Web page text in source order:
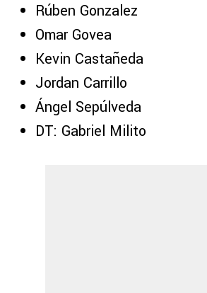
Rúben Gonzalez
Omar Govea
Kevin Castañeda
Jordan Carrillo
Ángel Sepúlveda
DT: Gabriel Milito